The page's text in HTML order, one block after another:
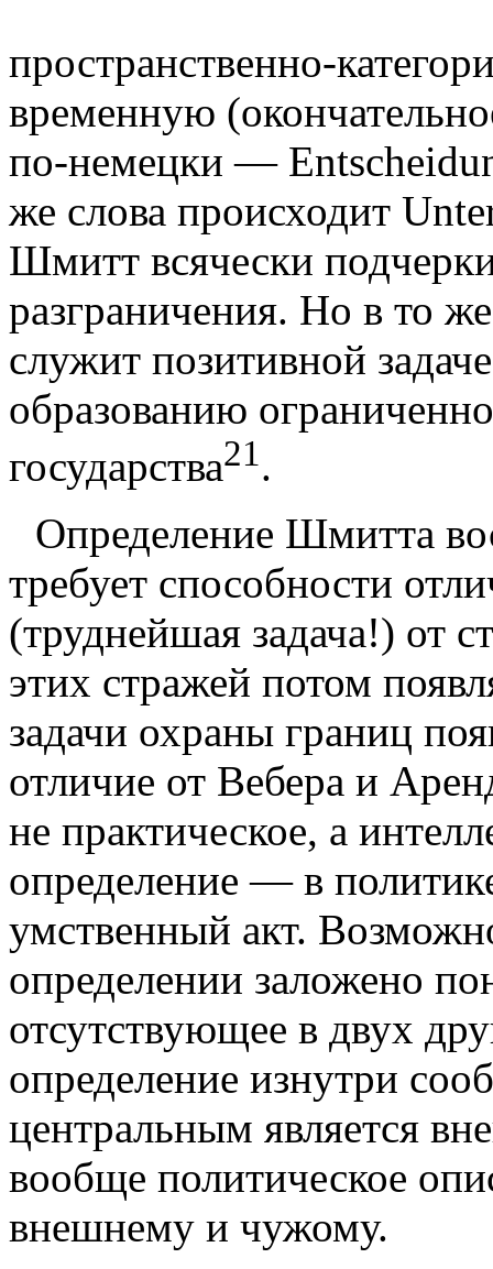
пространственно-
временную
по-немецки —
же слова происходит
Шмитт всячески
разграничения. Но в то
служит позитивной задаче
образованию
госу­дарства21.
Определение Шмитта
требует способности
(труднейшая задача!) от
этих стражей потом
задачи охраны границ
отличие от Вебера и
не практическое, а
определение — в
умственный акт.
определении заложено
отсутствующее в двух
определение изнутри
центральным является
вообще политическое
внешнему и чужому.